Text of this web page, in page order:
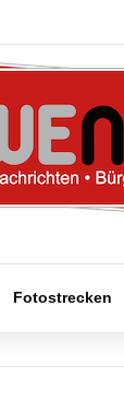
Fotostrecken